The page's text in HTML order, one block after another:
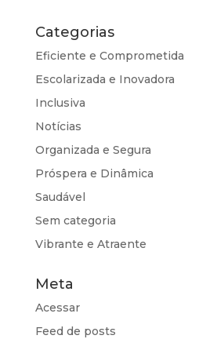
Categorias
Eficiente e Comprometida
Escolarizada e Inovadora
Inclusiva
Notícias
Organizada e Segura
Próspera e Dinâmica
Saudável
Sem categoria
Vibrante e Atraente
Meta
Acessar
Feed de posts